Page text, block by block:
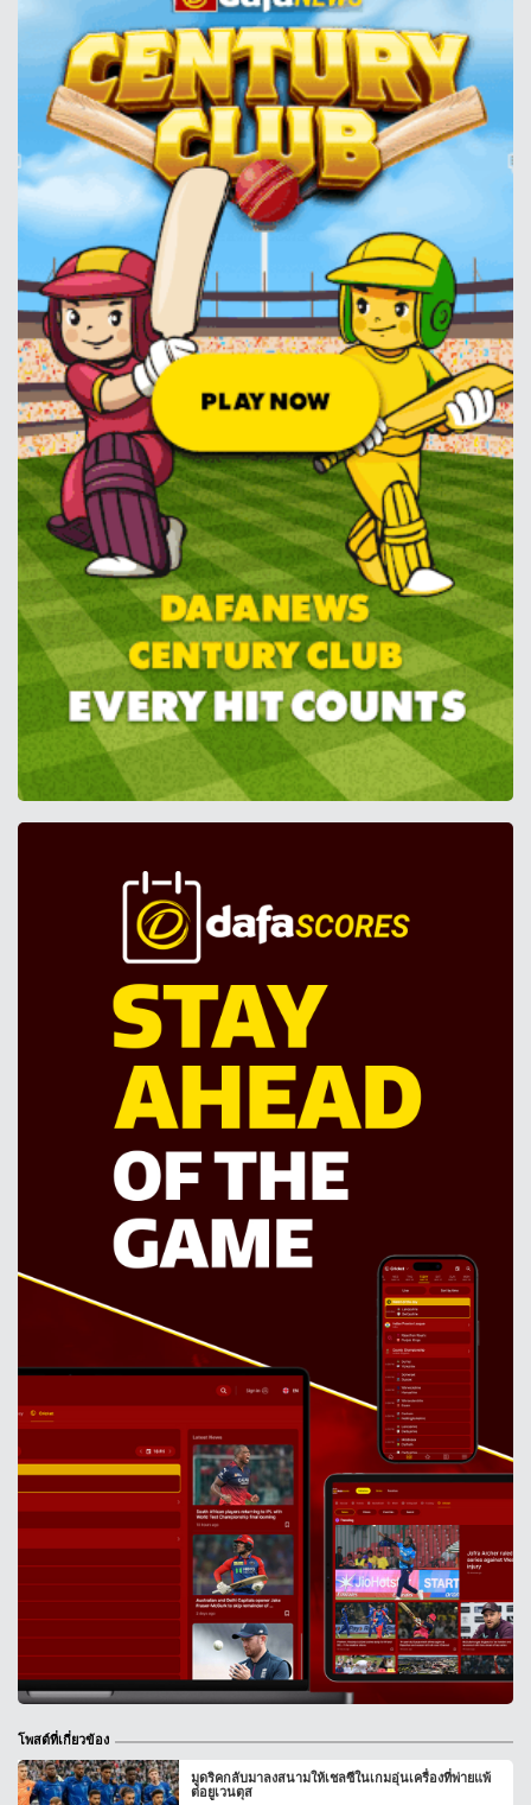
โพสต์ที่เกี่ยวข้อง
มูดริคกลับมาลงสนามให้เชลซีในเกมอุ่นเครื่องที่พ่ายแพ้
ต่อยูเวนตุส